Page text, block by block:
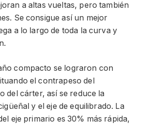
a altas vueltas, pero también
Se consigue así un mejor
a lo largo de toda la curva y
compacto se lograron con
el contrapeso del
del cárter, así se reduce la
y el eje de equilibrado. La
eje primario es 30% más rápida,